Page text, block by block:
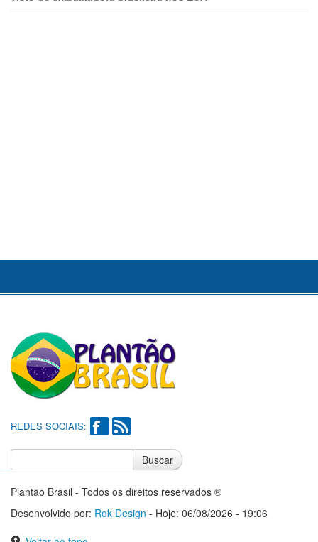
REDES SOCIAIS:
Buscar
Plantão Brasil - Todos os direitos reservados ®
Desenvolvido por: Rok Design - Hoje: 06/08/2026 - 19:06